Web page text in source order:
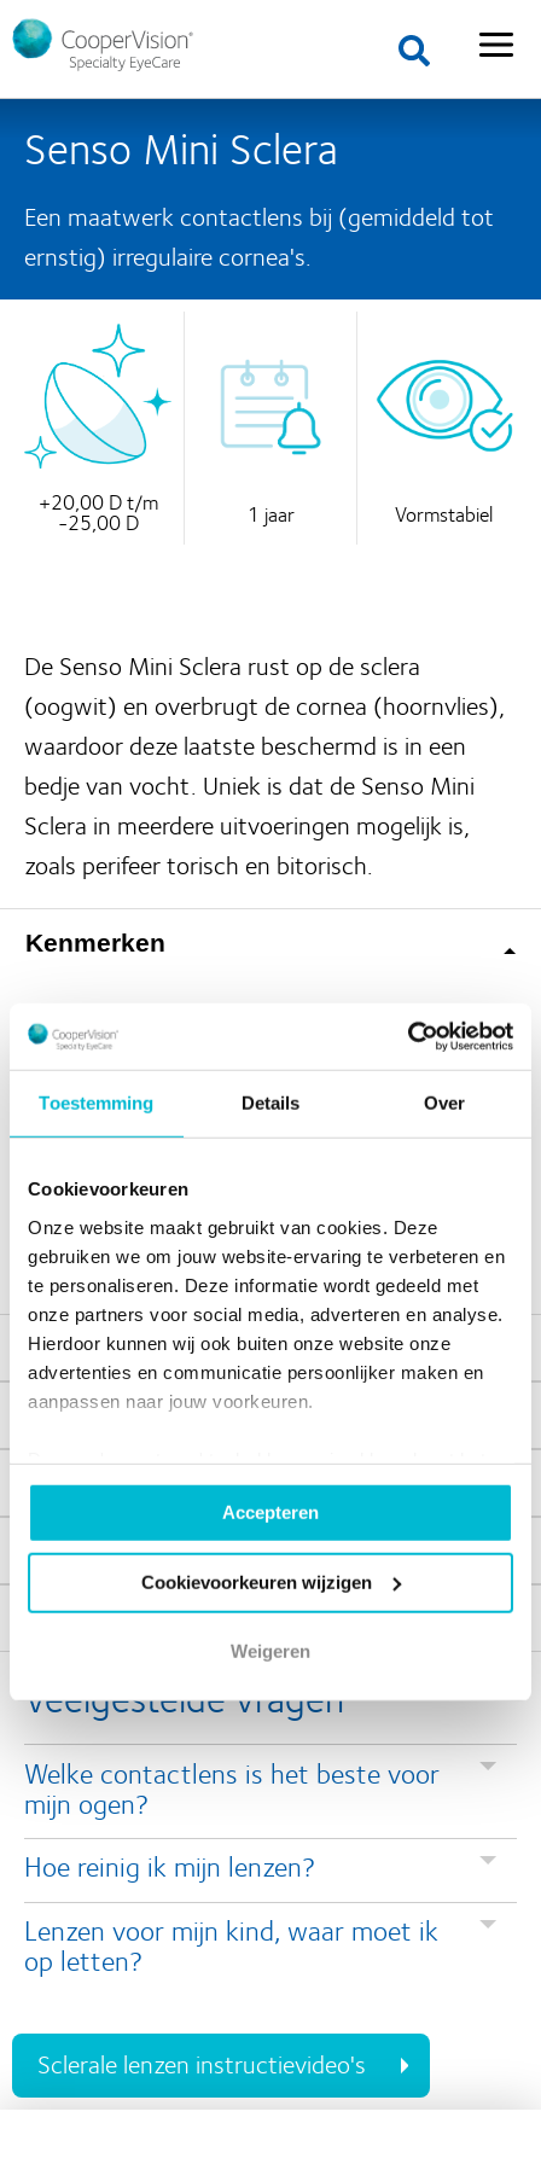
Toestemming Details Over
Cookievoorkeuren
Onze website maakt gebruikt van cookies. Deze
gebruiken we om jouw website-ervaring te verbeteren en
te personaliseren. Deze informatie wordt gedeeld met
onze partners voor social media, adverteren en analyse.
Hierdoor kunnen wij ook buiten onze website onze
advertenties en communicatie persoonlijker maken en
aanpassen naar jouw voorkeuren.
plaatsen van al onze cookies. Je kunt bij
'cookievoorkeuren wijzigen' zelf aangeven welke cookies
jouw akkoord krijgen. En door te 'weigeren' worden alleen
de functionele cookies geplaatst. Bekijk
Accepteren
Cookievoorkeuren wijzigen
Weigeren
Senso Mini Sclera
Een maatwerk contactlens bij (gemiddeld tot
ernstig) irregulaire cornea's.
+20,00 D t/m
-25,00 D 1 jaar Vormstabiel
De Senso Mini Sclera rust op de sclera
(oogwit) en overbrugt de cornea (hoornvlies),
waardoor deze laatste beschermd is in een
bedje van vocht. Uniek is dat de Senso Mini
Sclera in meerdere uitvoeringen mogelijk is,
zoals perifeer torisch en bitorisch.
Kenmerken
Deze kenmerken van Senso Mini Sclera vind je
geweldig:
Goede oplossing bij irregulaire cornea’s
Comfortabel
Voor wie?
Werking
Veiligheid
Vloeistof
Voor professionals
Veelgestelde vragen
Welke contactlens is het beste voor
mijn ogen?
Hoe reinig ik mijn lenzen?
Lenzen voor mijn kind, waar moet ik
op letten?
Sclerale lenzen instructievideo's